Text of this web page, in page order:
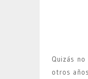
Quizás
otros